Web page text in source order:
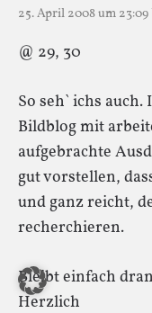
25. April 2008 um 23:09
@ 29, 30
So seh` ichs
Bildblog mit
aufgebrachte
gut vorstellen,
und ganz reicht,
recherchieren.
Bleibt einfach
Herzlich